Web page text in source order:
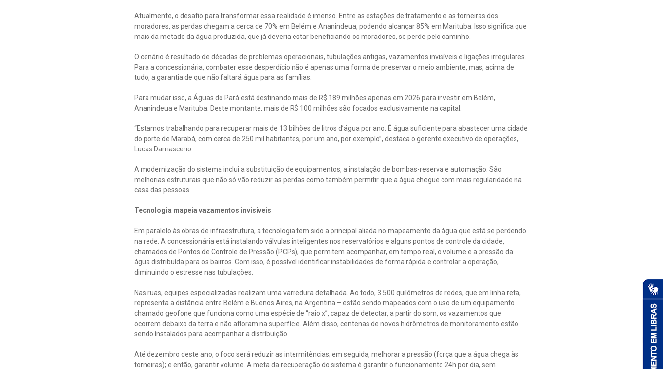
Atualmente, o desafio para transformar essa realidade é imenso. Entre as estações de tratamento e as torneiras dos
moradores, as perdas chegam a cerca de 70% em Belém e Ananindeua, podendo alcançar 85% em Marituba. Isso significa que
mais da metade da água produzida, que já deveria estar beneficiando os moradores, se perde pelo caminho.
O cenário é resultado de décadas de problemas operacionais, tubulações antigas, vazamentos invisíveis e ligações irregulares.
Para a concessionária, combater esse desperdício não é apenas uma forma de preservar o meio ambiente, mas, acima de
tudo, a garantia de que não faltará água para as famílias.
Para mudar isso, a Águas do Pará está destinando mais de R$ 189 milhões apenas em 2026 para investir em Belém,
Ananindeua e Marituba. Deste montante, mais de R$ 100 milhões são focados exclusivamente na capital.
“Estamos trabalhando para recuperar mais de 13 bilhões de litros d’água por ano. É água suficiente para abastecer uma cidade
do porte de Marabá, com cerca de 250 mil habitantes, por um ano, por exemplo”, destaca o gerente executivo de operações,
Lucas Damasceno.
A modernização do sistema inclui a substituição de equipamentos, a instalação de bombas-reserva e automação. São
melhorias estruturais que não só vão reduzir as perdas como também permitir que a água chegue com mais regularidade na
casa das pessoas.
Tecnologia mapeia vazamentos invisíveis
Em paralelo às obras de infraestrutura, a tecnologia tem sido a principal aliada no mapeamento da água que está se perdendo
na rede. A concessionária está instalando válvulas inteligentes nos reservatórios e alguns pontos de controle da cidade,
chamados de Pontos de Controle de Pressão (PCPs), que permitem acompanhar, em tempo real, o volume e a pressão da
água distribuída para os bairros. Com isso, é possível identificar instabilidades de forma rápida e controlar a operação,
diminuindo o estresse nas tubulações.
Nas ruas, equipes especializadas realizam uma varredura detalhada. Ao todo, 3.500 quilômetros de redes, que em linha reta,
representa a distância entre Belém e Buenos Aires, na Argentina – estão sendo mapeados com o uso de um equipamento
chamado geofone que funciona como uma espécie de “raio x”, capaz de detectar, a partir do som, os vazamentos que
ocorrem debaixo da terra e não afloram na superfície. Além disso, centenas de novos hidrômetros de monitoramento estão
sendo instalados para acompanhar a distribuição.
Até dezembro deste ano, o foco será reduzir as intermitências; em seguida, melhorar a pressão (força que a água chega às
torneiras); e então, garantir volume. A meta da recuperação do sistema é garantir o funcionamento 24h por dia, sem